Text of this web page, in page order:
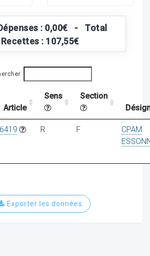
: 0,00€ - Total
Recettes : 107,55€
Article
Sens
Section
6419 R F
CPAM
Exporter les données